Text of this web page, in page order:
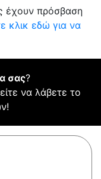
έχουν πρόσβαση
κλικ εδώ για να
σας?
να λάβετε το